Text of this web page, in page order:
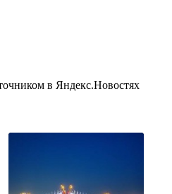
в Яндекс.Новостях